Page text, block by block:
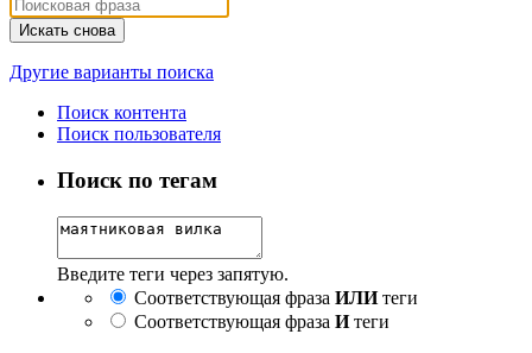
Искать снова
Другие варианты поиска
Поиск контента
Поиск пользователя
Поиск по тегам
Введите теги через запятую.
Соответствующая фраза ИЛИтеги
Соответствующая фраза Итеги